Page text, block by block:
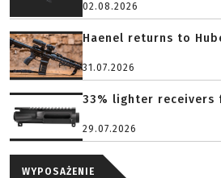
02.08.2026
Haenel returns to
31.07.2026
33% lighter receivers
29.07.2026
WYPOSAŻENIE